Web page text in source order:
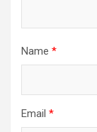
Name *
Email *